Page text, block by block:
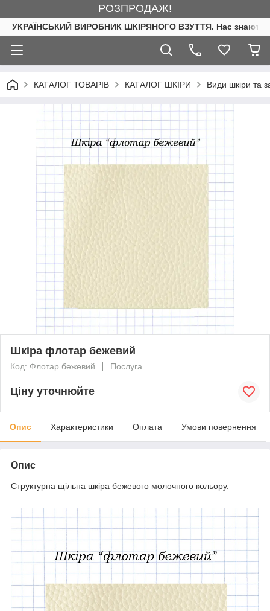
РОЗПРОДАЖ!
УКРАЇНСЬКИЙ ВИРОБНИК ШКІРЯНОГО ВЗУТТЯ. Нас знають.
КАТАЛОГ ТОВАРІВ КАТАЛОГ ШКІРИ Види шкіри та
Шкіра флотар бежевий
Код: Флотар бежевий Послуга
Ціну уточнюйте
Опис Характеристики Оплата Умови повернення
Опис
Структурна щільна шкіра бежевого молочного кольору.